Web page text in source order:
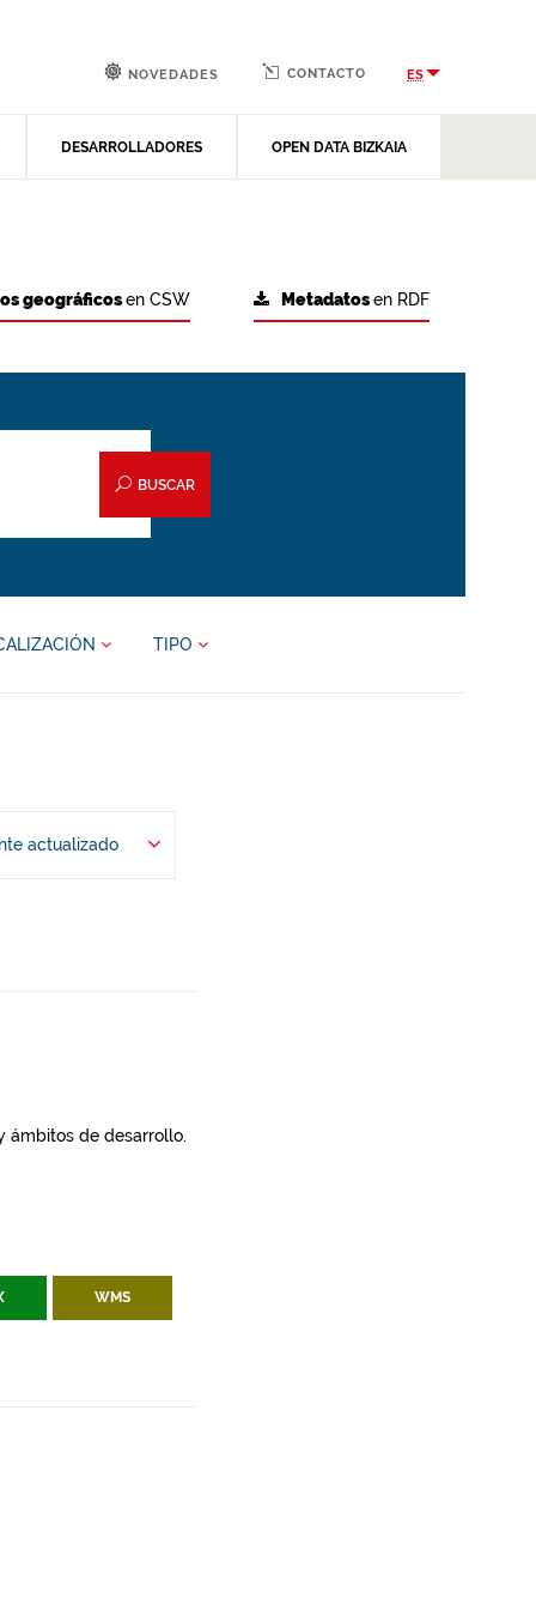
DESARROLLADORES OPEN DATA BIZKAIA
NOVEDADES CONTACTO ES
Metadatosen RDF
geográficosen CSW
BUSCAR
TIPO
actualizado
ámbitos de desarrollo.
WMS